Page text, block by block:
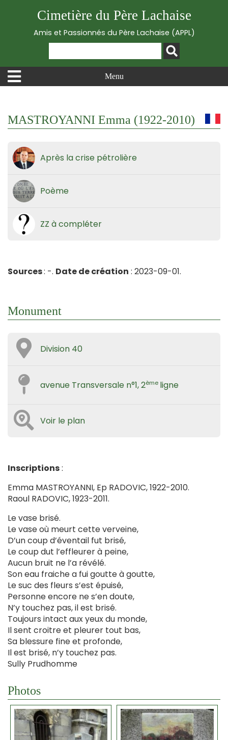
Cimetière du Père Lachaise
Amis et Passionnés du Père Lachaise (APPL)
Menu
MASTROYANNI Emma (1922-2010)
Après la crise pétrolière
Poème
ZZ à compléter
Sources: -. Date de création : 2023-09-01.
Monument
Division 40
avenue Transversale n°1, 2ème ligne
Voir le plan
Inscriptions:
Emma MASTROYANNI, Ep RADOVIC, 1922-2010.
Raoul RADOVIC, 1923-2011.
Le vase brisé.
Le vase où meurt cette verveine,
D’un coup d’éventail fut brisé,
Le coup dut l’effleurer à peine,
Aucun bruit ne l’a révélé.
Son eau fraiche a fui goutte à goutte,
Le suc des fleurs s’est épuisé,
Personne encore ne s’en doute,
N’y touchez pas, il est brisé.
Toujours intact aux yeux du monde,
Il sent croitre et pleurer tout bas,
Sa blessure fine et profonde,
Il est brisé, n’y touchez pas.
Sully Prudhomme
Photos